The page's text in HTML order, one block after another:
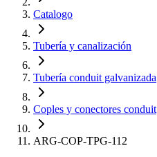
Catalogo
Tubería y canalización
Tubería conduit galvanizada
Coples y conectores conduit
ARG-COP-TPG-112